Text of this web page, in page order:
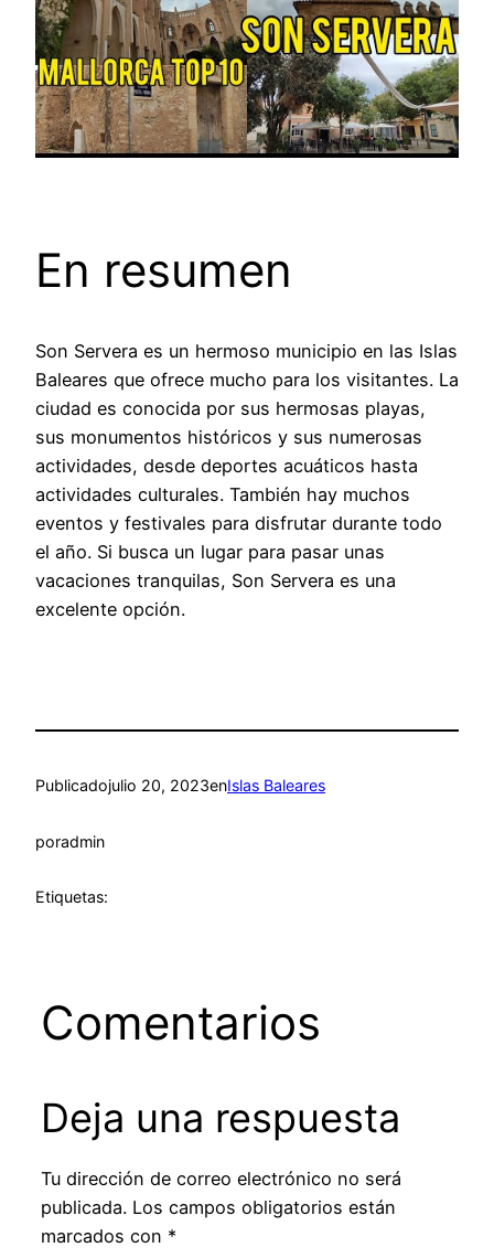
En resumen
Son Servera es un hermoso municipio en las Islas
Baleares que ofrece mucho para los visitantes. La
ciudad es conocida por sus hermosas playas,
sus monumentos históricos y sus numerosas
actividades, desde deportes acuáticos hasta
actividades culturales. También hay muchos
eventos y festivales para disfrutar durante todo
el año. Si busca un lugar para pasar unas
vacaciones tranquilas, Son Servera es una
excelente opción.
Publicadojulio 20, 2023enIslas Baleares
poradmin
Etiquetas:
Comentarios
Deja una respuesta
Tu dirección de correo electrónico no será
publicada. Los campos obligatorios están
marcados con *